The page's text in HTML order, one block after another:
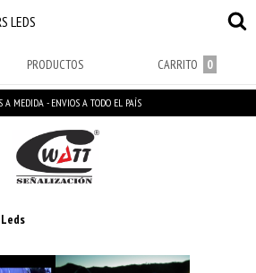
LEDS
PRODUCTOS CARRITO 0
A MEDIDA - ENVIOS A TODO EL PAÍS